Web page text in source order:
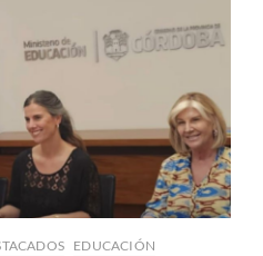
EDUCACIÓN